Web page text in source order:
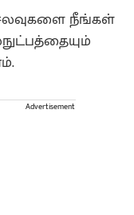
நீங்கள்
Advertisement